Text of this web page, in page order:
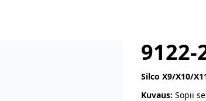
9122-
Silco X9/X10/
Kuvaus: Sopii